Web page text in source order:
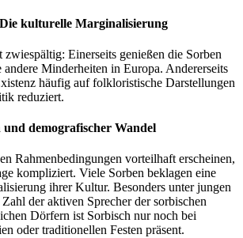
kulturelle Marginalisierung
zwiespältig: Einerseits genießen die Sorben
andere Minderheiten in Europa. Andererseits
häufig auf folkloristische Darstellungen
reduziert.
demografischer Wandel
Rahmenbedingungen vorteilhaft erscheinen,
kompliziert. Viele Sorben beklagen eine
ihrer Kultur. Besonders unter jungen
der aktiven Sprecher der sorbischen
Dörfern ist Sorbisch nur noch bei
oder traditionellen Festen präsent.